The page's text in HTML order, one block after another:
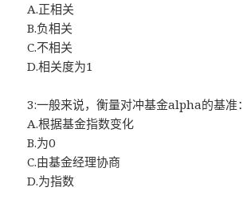
A.正相关
B.负相关
C.不相关
D.相关度为1
3:一般来说，衡量对冲基金alpha的基准：
A.根据基金指数变化
B.为0
C.由基金经理协商
D.为指数